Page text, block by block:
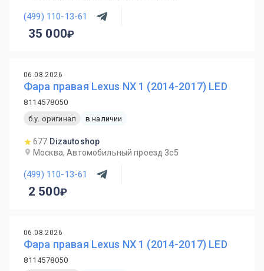
(499) 110-13-61
35 000
06.08.2026
Фара правая Lexus NX 1 (2014-2017) LED
8114578050
б.у. оригинал
в наличии
677 Dizautoshop
Москва, Автомобильный проезд 3с5
(499) 110-13-61
2 500
06.08.2026
Фара правая Lexus NX 1 (2014-2017) LED
8114578050